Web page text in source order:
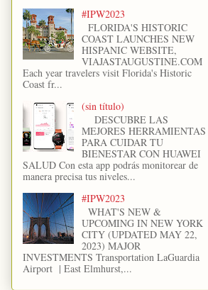
#IPW2023
FLORIDA'S HISTORIC
COAST LAUNCHES NEW
HISPANIC WEBSITE,
VIAJASTAUGUSTINE.COM
Each year travelers visit Florida's Historic
Coast fr...
(sin título)
DESCUBRE LAS
MEJORES HERRAMIENTAS
PARA CUIDAR TU
BIENESTAR CON HUAWEI
SALUD Con esta app podrás monitorear de
manera precisa tus niveles...
#IPW2023
WHAT'S NEW &
UPCOMING IN NEW YORK
CITY (UPDATED MAY 22,
2023) MAJOR
INVESTMENTS Transportation LaGuardia
Airport | East Elmhurst,...